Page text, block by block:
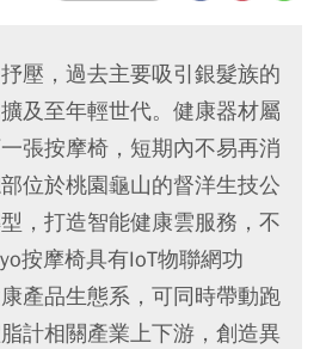
壓，過去主要吸引銀髮族的
及至年輕世代。健康器材屬
張按摩椅，短期內不易再消
位於桃園龜山的督洋生技公
，打造智能健康雲服務，不
按摩椅具有IoT物聯網功
產品生態系，可同時帶動跑
計相關產業上下游，創造異